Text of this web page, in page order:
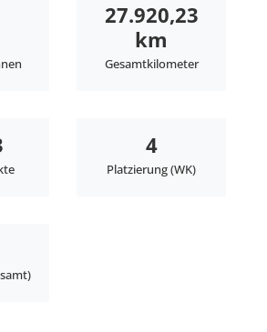
27.920,23
km
Gesamtkilometer
4
Platzierung (WK)